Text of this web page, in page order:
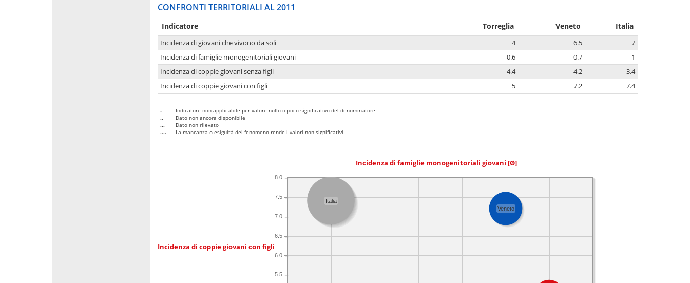
CONFRONTI TERRITORIALI AL 2011
Indicatore Torreglia Veneto Italia
Incidenza di giovani che vivono da soli 4 6.5
7
Incidenza di famiglie monogenitoriali giovani
0.6 0.7
1
Incidenza di coppie giovani senza figli
4.4 4.2
3.4
Incidenza di coppie giovani con figli
5 7.2 7.4
-
Indicatore non applicabile per valore nullo o poco significativo del denominatore
..
Dato non ancora disponibile
...
Dato non rilevato
....
La mancanza o esiguità del fenomeno rende i valori non significativi
Incidenza di famiglie monogenitoriali giovani [Ø]
Incidenza di coppie giovani con figli
5.5
6.0
6.5
7.0
7.5
8.0
Italia
Veneto